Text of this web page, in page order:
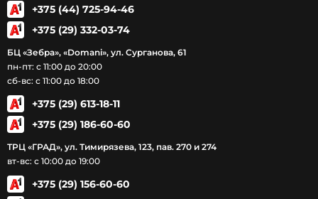
+375 (44) 725-94-46
+375 (29) 332-03-74
БЦ «Зебра», «Domani», ул. Сурганова, 61
пн-пт: с 11:00 до 20:00
сб-вс: с 11:00 до 18:00
+375 (29) 613-18-11
+375 (29) 186-60-60
ТРЦ «ГРАД», ул. Тимирязева, 123, пав. 270 и 274
вт-вс: с 10:00 до 19:00
+375 (29) 156-60-60